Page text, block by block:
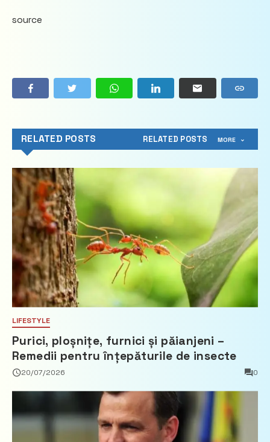
source
RELATED POSTS RELATED POSTS MORE
LIFESTYLE
Purici, ploșnițe, furnici și păianjeni –
Remedii pentru înțepăturile de insecte
20/07/2026 0